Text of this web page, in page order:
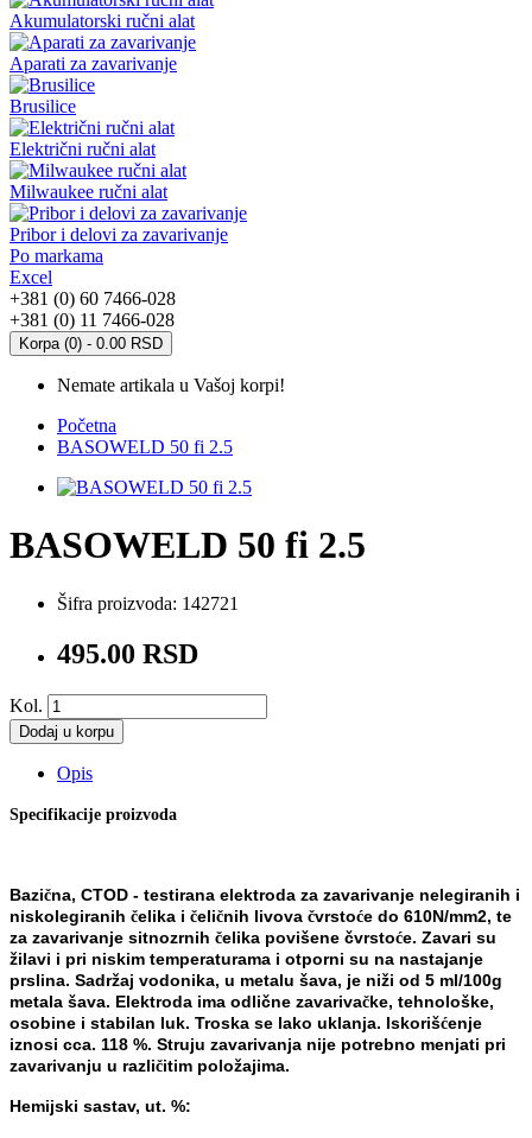
Akumulatorski ručni alat
Aparati za zavarivanje
Brusilice
Električni ručni alat
Milwaukee ručni alat
Pribor i delovi za zavarivanje
Po markama
Excel
+381 (0) 60 7466-028
+381 (0) 11 7466-028
Korpa (0) - 0.00 RSD
Nemate artikala u Vašoj korpi!
Početna
BASOWELD 50 fi 2.5
BASOWELD 50 fi 2.5
Šifra proizvoda: 142721
495.00 RSD
Kol.
Dodaj u korpu
Opis
Specifikacije proizvoda
Bazična, CTOD - testirana elektroda za zavarivanje nelegiranih i
niskolegiranih čelika i čeličnih livova čvrstoće do 610N/mm2, te
za zavarivanje sitnozrnih čelika povišene čvrstoće. Zavari su
žilavi i pri niskim temperaturama i otporni su na nastajanje
prslina. Sadržaj vodonika, u metalu šava, je niži od 5 ml/100g
metala šava. Elektroda ima odlične zavarivačke, tehnološke,
osobine i stabilan luk. Troska se lako uklanja. Iskorišćenje
iznosi cca. 118 %. Struju zavarivanja nije potrebno menjati pri
zavarivanju u različitim položajima.
Hemijski sastav, ut. %: